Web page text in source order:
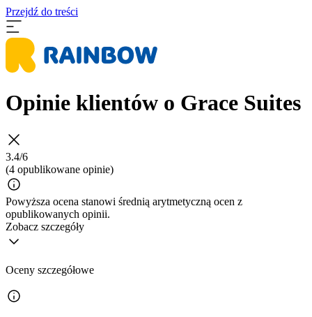
Przejdź do treści
Opinie klientów o Grace Suites
3.4/6
(4 opublikowane opinie)
Powyższa ocena stanowi średnią arytmetyczną ocen z
opublikowanych opinii.
Zobacz szczegóły
Oceny szczegółowe